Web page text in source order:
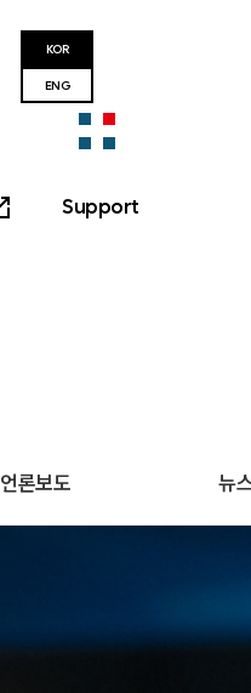
KOR
ENG
Support
언론보도 뉴